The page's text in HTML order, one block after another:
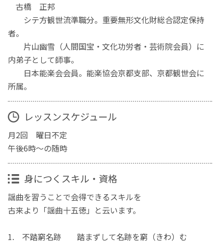
古橋 正邦
シテ方観世流準職分。重要無形文化財総合認定保持
者。
片山幽雪（人間国宝・文化功労者・芸術院会員）に
内弟子として師事。
日本能楽会会員。能楽協会京都支部、京都観世会に
所属。
レッスンスケジュール
月2回 曜日不定
午後6時～の随時
身につくスキル・資格
謡曲を習うことで会得できるスキルを
古来より「謡曲十五徳」と云います。
1. 不踏窮名跡 踏まずして名跡を窮（きわ）む